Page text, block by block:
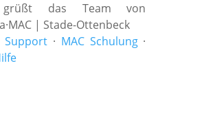
das Team von
| Stade-Ottenbeck
Support · MAC Schulung·